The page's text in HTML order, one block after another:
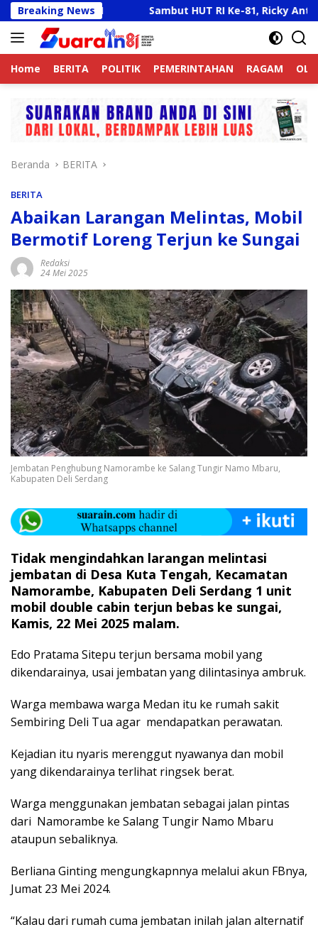
Langsung
ke
konten
Breaking News
RI Sambut HUT RI Ke-81, Ricky Anthony Buka
Home BERITA POLITIK PEMERINTAHAN RAGAM
Beranda BERITA
BERITA
Abaikan Larangan Melintas, Mobil
Bermotif Loreng Terjun ke Sungai
Redaksi
24 Mei 2025
Jembatan Penghubung Namorambe ke Salang Tungir Namo Mbaru,
Kabupaten Deli Serdang
Tidak mengindahkan larangan melintasi
jembatan di Desa Kuta Tengah, Kecamatan
Namorambe, Kabupaten Deli Serdang 1 unit
mobil double cabin terjun bebas ke sungai,
Kamis, 22 Mei 2025 malam.
Edo Pratama Sitepu terjun bersama mobil yang
dikendarainya, usai jembatan yang dilintasinya ambruk.
Warga membawa warga Medan itu ke rumah sakit
Sembiring Deli Tua agar mendapatkan perawatan.
Kejadian itu nyaris merenggut nyawanya dan mobil
yang dikendarainya terlihat ringsek berat.
Warga menggunakan jembatan sebagai jalan pintas
dari Namorambe ke Salang Tungir Namo Mbaru
ataupun sebaliknya.
Berliana Ginting mengungkapnnya melalui akun FBnya,
Jumat 23 Mei 2024.
“Kalau dari rumah cuma jembatan inilah jalan alternatif